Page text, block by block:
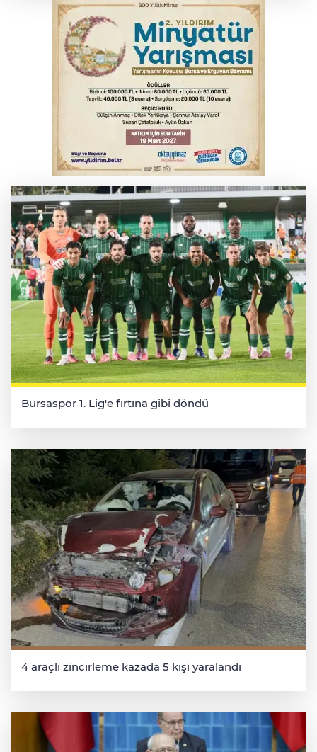
Bursa'da korkutan kazada 4 yaralı
Feci kaza yaşlı çifti hayattan kopardı
Yükseköğretim Kanununda değişiklik
Resmi Gazete'de
Bursaspor 1. Lig'e fırtına gibi döndü
4 araçlı zincirleme kazada 5 kişi yaralandı